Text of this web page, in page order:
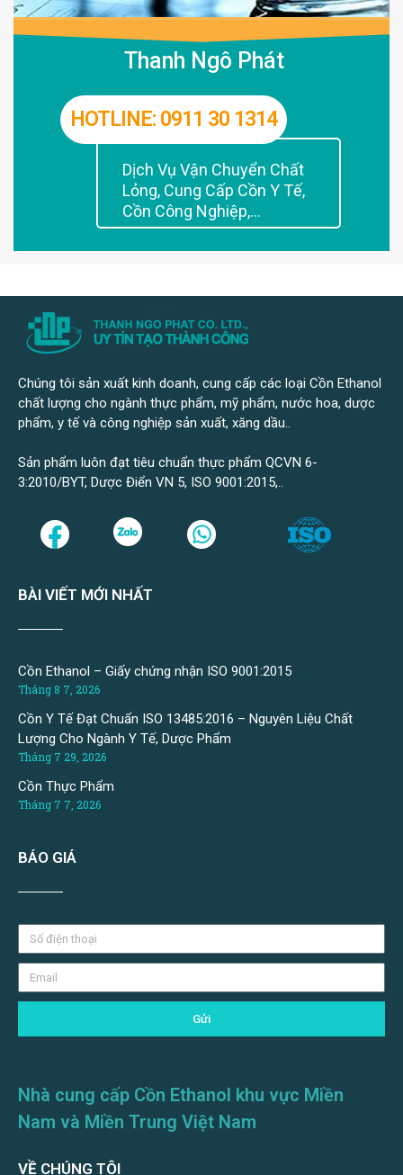
Thanh Ngô Phát
HOTLINE: 0911 30 1314
Dịch Vụ Vận Chuyển Chất
Lỏng, Cung Cấp Cồn Y Tế,
Cồn Công Nghiệp,...
Chúng tôi sản xuất kinh doanh, cung cấp các loại Cồn Ethanol
chất lượng cho ngành thực phẩm, mỹ phẩm, nước hoa, dược
phẩm, y tế và công nghiệp sản xuất, xăng dầu..
Sản phẩm luôn đạt tiêu chuẩn thực phẩm QCVN 6-
3:2010/BYT, Dược Điển VN 5, ISO 9001:2015,..
BÀI VIẾT MỚI NHẤT
Cồn Ethanol – Giấy chứng nhận ISO 9001:2015
Tháng 8 7, 2026
Cồn Y Tế Đạt Chuẩn ISO 13485:2016 – Nguyên Liệu Chất
Lượng Cho Ngành Y Tế, Dược Phẩm
Tháng 7 29, 2026
Cồn Thực Phẩm
Tháng 7 7, 2026
BÁO GIÁ
Gửi
Nhà cung cấp Cồn Ethanol khu vực Miền
Nam và Miền Trung Việt Nam
VỀ CHÚNG TÔI